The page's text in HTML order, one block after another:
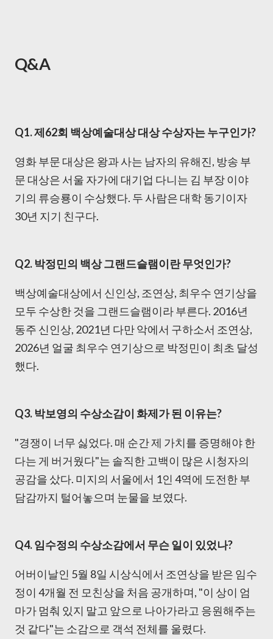
Q&A
Q1. 제62회 백상예술대상 대상 수상자는 누구인가?
영화 부문 대상은 왕과 사는 남자의 유해진, 방송 부
문 대상은 서울 자가에 대기업 다니는 김 부장 이야
기의 류승룡이 수상했다. 두 사람은 대학 동기이자
30년 지기 친구다.
Q2. 박정민의 백상 그랜드슬램이란 무엇인가?
백상예술대상에서 신인상, 조연상, 최우수 연기상을
모두 수상한 것을 그랜드슬램이라 부른다. 2016년
동주 신인상, 2021년 다만 악에서 구하소서 조연상,
2026년 얼굴 최우수 연기상으로 박정민이 최초 달성
했다.
Q3. 박보영의 수상소감이 화제가 된 이유는?
"경쟁이 너무 싫었다. 매 순간 제 가치를 증명해야 한
다는 게 버거웠다"는 솔직한 고백이 많은 시청자의
공감을 샀다. 미지의 서울에서 1인 4역에 도전한 부
담감까지 털어놓으며 눈물을 보였다.
Q4. 임수정의 수상소감에서 무슨 일이 있었나?
어버이날인 5월 8일 시상식에서 조연상을 받은 임수
정이 4개월 전 모친상을 처음 공개하며, "이 상이 엄
마가 멈춰 있지 말고 앞으로 나아가라고 응원해주는
것 같다"는 소감으로 객석 전체를 울렸다.